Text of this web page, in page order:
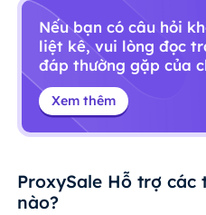
Nếu bạn có câu hỏi
liệt kê, vui lòng đọc
đáp thường gặp của
Xem thêm
ProxySale Hỗ trợ
nào?